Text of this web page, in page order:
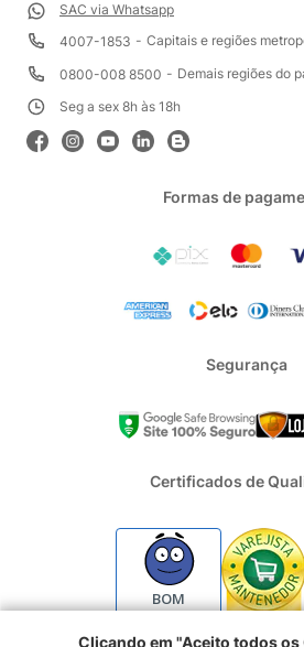
SAC via Whatsapp
4007-1853
Capitais e regiões
0800-008 8500
Demais regiões do
Seg a sex 8h às 18h
Formas de
Segurança
Certificados de
BOM
Clicando em "Aceito todos os